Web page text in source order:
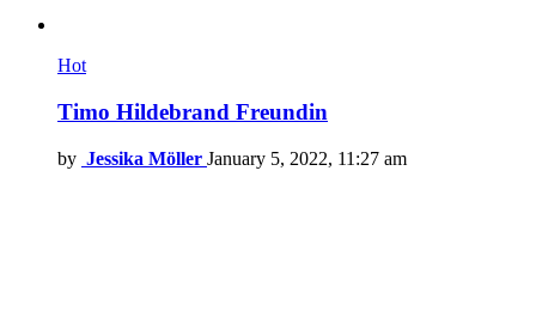
Hot
Timo Hildebrand Freundin
by Jessika Möller January 5, 2022, 11:27 am